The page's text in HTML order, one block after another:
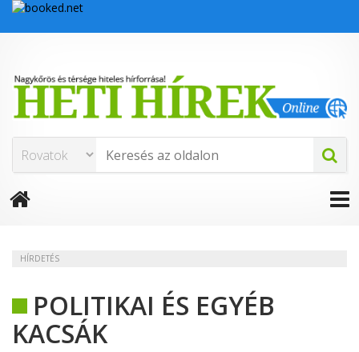
HÍRDETÉS
POLITIKAI ÉS EGYÉB
KACSÁK